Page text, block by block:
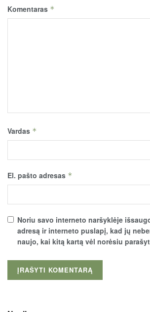
Komentaras *
Vardas *
El. pašto adresas *
Noriu savo interneto naršyklėje
adresą ir interneto puslapį, kad jų
naujo, kai kitą kartą vėl norėsiu